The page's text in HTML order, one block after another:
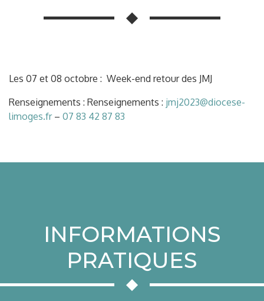
Les 07 et 08 octobre : Week-end retour des JMJ
Renseignements : Renseignements : jmj2023@diocese-
limoges.fr– 07 83 42 87 83
INFORMATIONS
PRATIQUES